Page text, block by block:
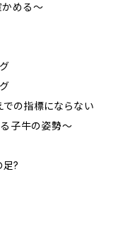
める～
の指標にならない
子牛の姿勢～
足?